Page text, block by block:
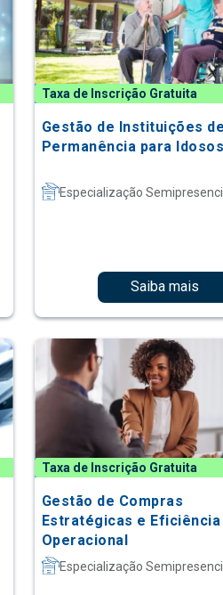
Taxa de Inscrição Gratuita
Gestão de Instituições
Permanência para Idosos
Especialização
Saiba mais
Taxa de Inscrição Gratuita
Gestão de Compras
Estratégicas e Eficiência
Operacional
Especialização